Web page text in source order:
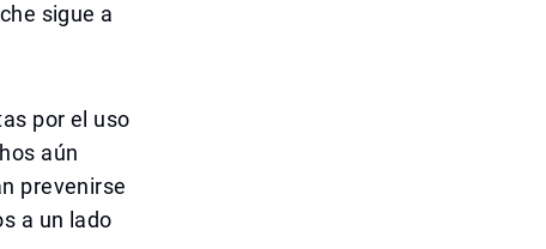
sigue a
por el uso
aún
prevenirse
a un lado